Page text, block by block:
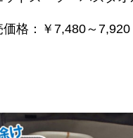
価格：￥7,480～7,920